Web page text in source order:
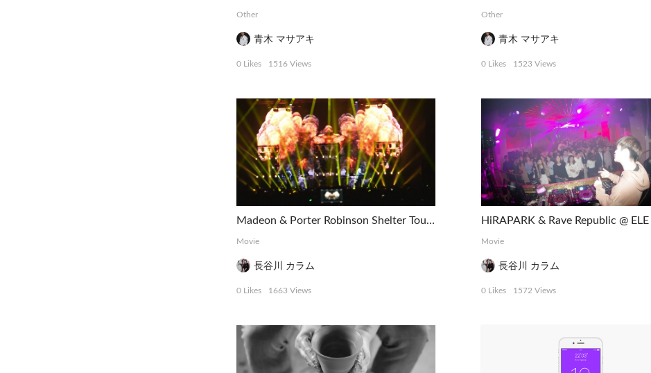
Other
青木 マサアキ
0 Likes 1516 Views
Other
青木 マサアキ
0 Likes 1523 Views
Madeon & Porter Robinson Shelter Tour Tokyo
Movie
長谷川 カラム
0 Likes 1663 Views
Movie
長谷川 カラム
0 Likes 1572 Views